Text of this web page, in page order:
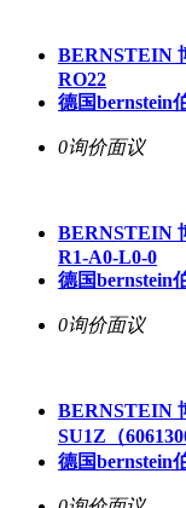
BERNSTEIN
RO22
德国bernstein
0询价面议
BERNSTEIN
R1-A0-L0-0
德国bernstein
0询价面议
BERNSTEIN
SU1Z（
德国bernstein